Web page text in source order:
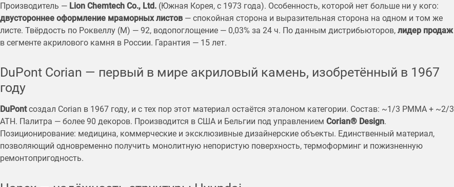
Производитель — Lion Chemtech Co., Ltd. (Южная Корея, с 1973 года). Особенность, которой нет больше ни у кого:
двустороннее оформление мраморных листов — спокойная сторона и выразительная сторона на одном и том же
листе. Твёрдость по Роквеллу (M) — 92, водопоглощение — 0,03% за 24 ч. По данным дистрибьюторов, лидер продаж
в сегменте акрилового камня в России. Гарантия — 15 лет.
DuPont Corian — первый в мире акриловый камень, изобретённый в 1967
году
DuPontсоздал Corian в 1967 году, и с тех пор этот материал остаётся эталоном категории. Состав: ~1/3 PMMA + ~2/3
ATH. Палитра — более 90 декоров. Производится в США и Бельгии под управлением Corian® Design.
Позиционирование: медицина, коммерческие и эксклюзивные дизайнерские объекты. Единственный материал,
позволяющий одновременно получить монолитную непористую поверхность, термоформинг и пожизненную
ремонтопригодность.